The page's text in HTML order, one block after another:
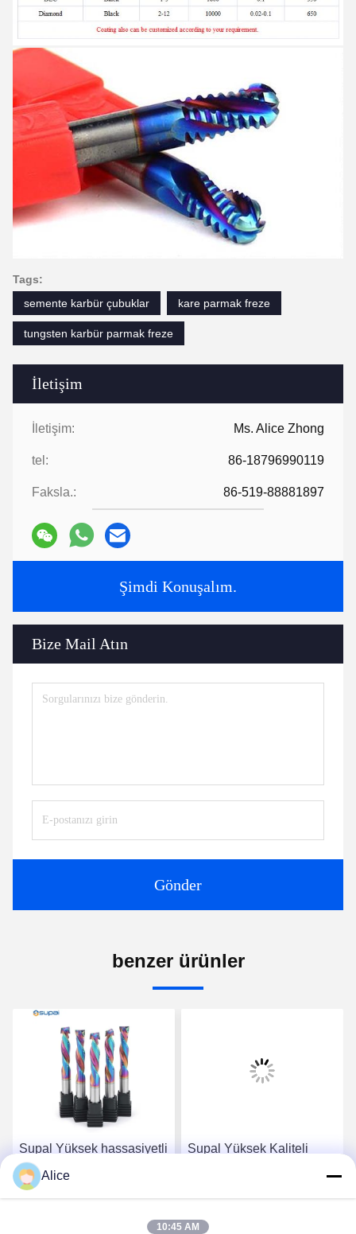
İletişim
İletişim: Ms. Alice Zhong
tel: 86-18796990119
Faksla.: 86-519-88881897
Şimdi Konuşalım.
Bize Mail Atın
Gönder
Tags:
semente karbür çubuklar
kare parmak freze
tungsten karbür parmak freze
benzer ürünler
Supal Yüksek hassasiyetli
dayanıklı ahşap kesicisi -
En kaliteli Karbid Çubuk
En İyi Fiyatı Alın
Supal Yüksek Kaliteli
Sıkıştırma Son freze aracı
Alice
10:45 AM